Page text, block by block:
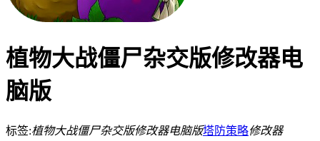
植物大战僵尸杂交版修改器电
脑版
标签:植物大战僵尸杂交版修改器电脑版塔防策略修改器